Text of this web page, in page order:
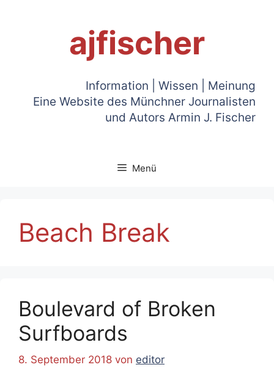
ajfischer
Information | Wissen | Meinung
Eine Website des Münchner Journalisten
und Autors Armin J. Fischer
Menü
Beach Break
Boulevard of Broken
Surfboards
8. September 2018 von editor